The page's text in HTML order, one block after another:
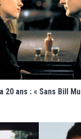
20 ans : « Sans Bill